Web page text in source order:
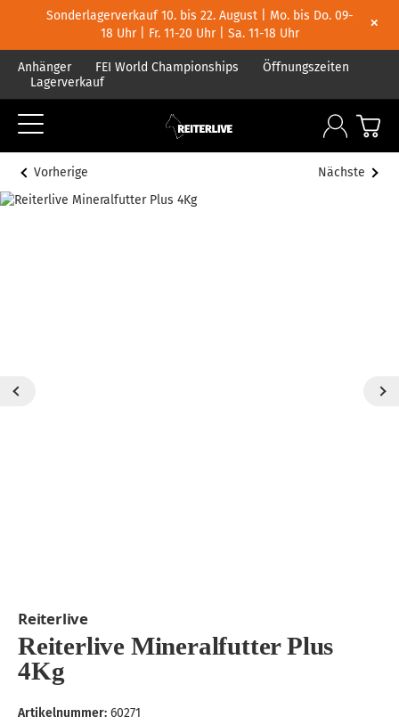
Sonderlagerverkauf 10. bis 22. August | Mo. bis Do. 09-
18 Uhr | Fr. 11-20 Uhr | Sa. 11-18 Uhr
×
Anhänger FEI World Championships
Öffnungszeiten
Lagerverkauf
Vorherige Nächste
Reiterlive
Reiterlive Mineralfutter Plus
4Kg
Artikelnummer: 60271